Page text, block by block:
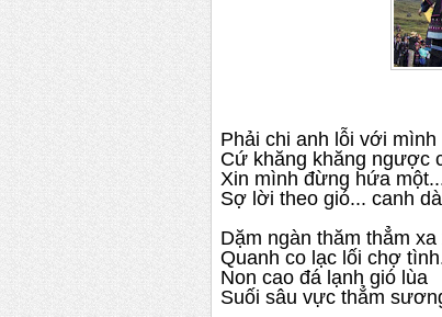
Phải chi anh lỗi với mình
Cứ khăng khăng ngược
Xin mình đừng hứa
Sợ lời theo gió... canh
Dặm ngàn thăm thẳm xa
Quanh co lạc lối chợ
Non cao đá lạnh gió lùa
Suối sâu vực thẳm